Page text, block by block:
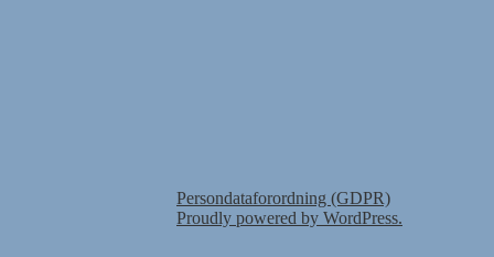
Persondataforordning (GDPR)
Proudly powered by WordPress.